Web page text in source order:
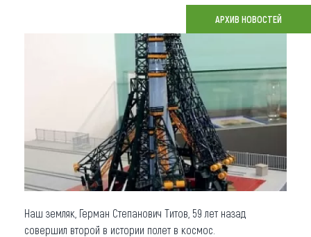
Что привезти (сувениры)
Коллекция впечатлений
Другие рубрики
АРХИВ НОВОСТЕЙ
Наш земляк, Герман Степанович Титов, 59 лет назад
совершил второй в истории полет в космос.